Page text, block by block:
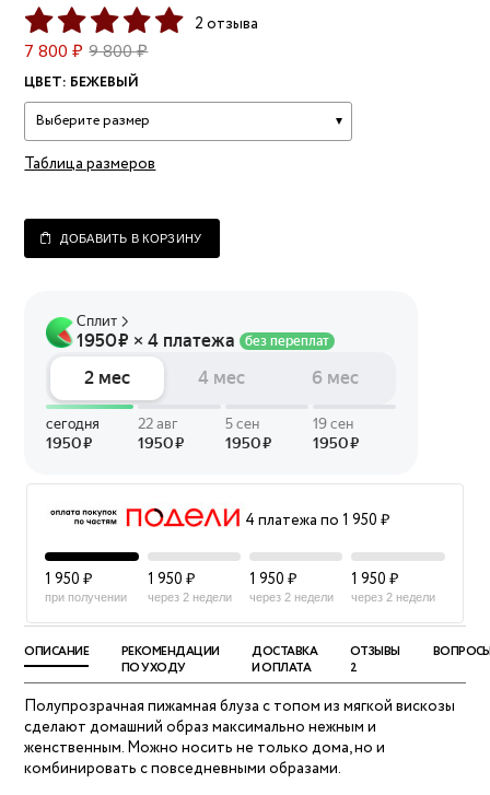
2 отзыва
7 800 ₽ 9 800 ₽
ЦВЕТ: БЕЖЕВЫЙ
Выберите размер
Таблица размеров
ДОБАВИТЬ В КОРЗИНУ
4 платежа по 1 950 ₽
1 950 ₽
при получении
1 950 ₽
через 2 недели
1 950 ₽
через 2 недели
1 950 ₽
через 2 недели
ОПИСАНИЕ
РЕКОМЕНДАЦИИ
ПО УХОДУ
ДОСТАВКА
И ОПЛАТА
ОТЗЫВЫ
2
Полупрозрачная пижамная блуза с топом из мягкой вискозы
сделают домашний образ максимально нежным и
женственным. Можно носить не только дома, но и
комбинировать с повседневными образами.